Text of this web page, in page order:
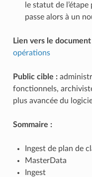
le statut de
passe alors à un
Lien vers le document
opérations
Public cible :
fonctionnels,
plus avancée du
Sommaire :
Ingest de plan de
MasterData
Ingest